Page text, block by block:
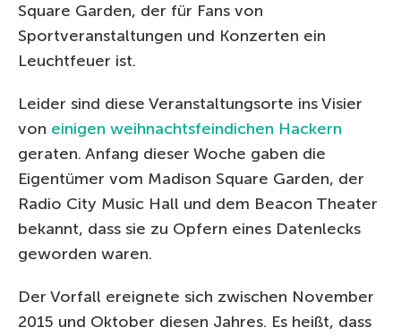
Square Garden, der für Fans von
Sportveranstaltungen und Konzerten ein
Leuchtfeuer ist.
Leider sind diese Veranstaltungsorte ins Visier
von einigen weihnachtsfeindichen Hackern
geraten. Anfang dieser Woche gaben die
Eigentümer vom Madison Square Garden, der
Radio City Music Hall und dem Beacon Theater
bekannt, dass sie zu Opfern eines Datenlecks
geworden waren.
Der Vorfall ereignete sich zwischen November
2015 und Oktober diesen Jahres. Es heißt, dass